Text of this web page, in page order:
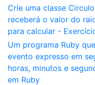
Crie uma classe
receberá o valor do
para calcular -
Um programa Ruby
evento expresso em
horas, minutos e
em Ruby